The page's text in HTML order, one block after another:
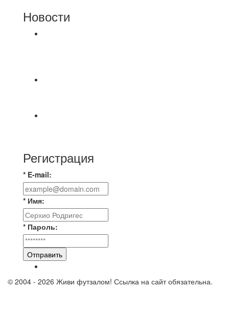
Новости
Регистрация
* E-mail:
* Имя:
* Пароль:
Отправить
© 2004 - 2026 Живи футзалом! Ссылка на сайт обязательна.